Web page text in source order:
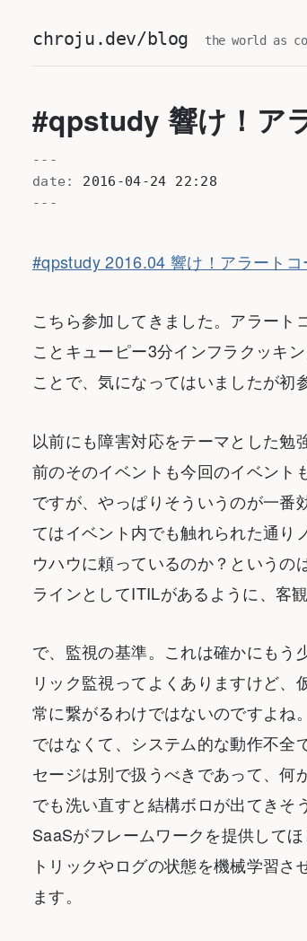
chroju.dev/blog the world as
#qpstudy 響け！ア
---
date:
2016-04-24 22:28
---
#qpstudy 2016.04 響け！アラート
こちら参加してきました。アラー
ことキューピー3分インフラクッキ
ことで、気になってはいましたが初
以前にも障害対応をテーマとした勉
前のそのイベントも今回のイベント
ですが、やっぱりそういうのが一番
てはイベント内でも触れられた通り
ウハウに頼っているのか？というの
ラインとしてITILがあるように、客
で、監視の基準。これは確かにもう
リック監視ってよくありますけど
常に繋がるわけではないのですよね
ではなくて、システム的な動作不全
セージは別で扱うべきであって、何
でも洗い直すと結構ボロが出てき
SaaSがフレームワークを提供して
トリックやログの状態を機械学習
ます。